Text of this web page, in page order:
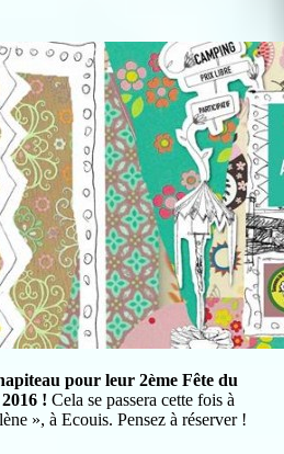
pour leur 2ème Fête du
! Cela se passera cette fois à
», à Ecouis. Pensez à réserver !